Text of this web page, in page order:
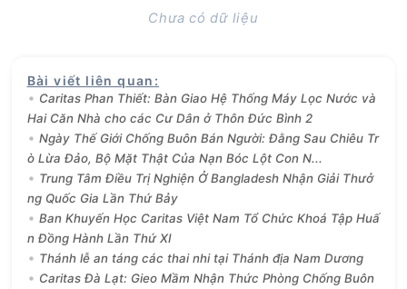
Chưa có dữ liệu
Bài viết liên quan :
Caritas Phan Thiết: Bàn Giao Hệ Thống Máy Lọc Nước và
Hai Căn Nhà cho các Cư Dân ở Thôn Đức Bình 2
Ngày Thế Giới Chống Buôn Bán Người: Đằng Sau Chiêu Tr
ò Lừa Đảo, Bộ Mặt Thật Của Nạn Bóc Lột Con N...
Trung Tâm Điều Trị Nghiện Ở Bangladesh Nhận Giải Thưở
ng Quốc Gia Lần Thứ Bảy
Ban Khuyến Học Caritas Việt Nam Tổ Chức Khoá Tập Huấ
n Đồng Hành Lần Thứ XI
Thánh lễ an táng các thai nhi tại Thánh địa Nam Dương
Caritas Đà Lạt: Gieo Mầm Nhận Thức Phòng Chống Buôn